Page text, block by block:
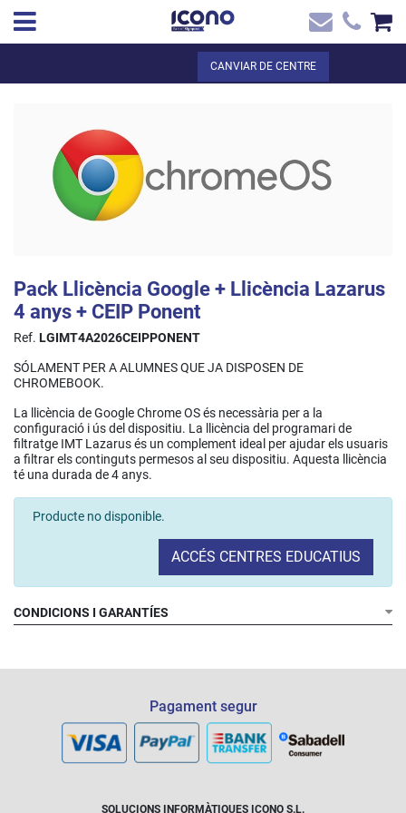
VEURE EL CISTELL
CA ✖
Inici
CANVIAR DE CENTRE
Pack Llicència Google + Llicència Lazarus
4 anys + CEIP Ponent
Ref. LGIMT4A2026CEIPPONENT
SÓLAMENT PER A ALUMNES QUE JA DISPOSEN DE
CHROMEBOOK.
La llicència de Google Chrome OS és necessària per a la
configuració i ús del dispositiu. La llicència del programari de
filtratge IMT Lazarus és un complement ideal per ajudar els usuaris
a filtrar els continguts permesos al seu dispositiu. Aquesta llicència
té una durada de 4 anys.
Producte no disponible.
ACCÉS CENTRES EDUCATIUS
CONDICIONS I GARANTÍES
Pagament segur
SOLUCIONS INFORMÀTIQUES ICONO S.L.